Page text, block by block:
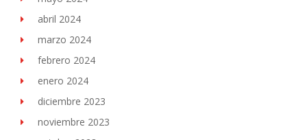
abril 2024
marzo 2024
febrero 2024
enero 2024
diciembre 2023
noviembre 2023